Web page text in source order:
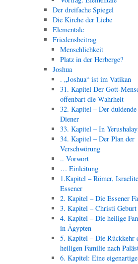
Der dreifache Spiegel
Die Kirche der Liebe
Elementale
Friedensbeitrag
Menschlichkeit
Platz in der Herberge?
Joshua
. „Joshua“ ist im Vatikan
31. Kapitel Der Gott-
offenbart die Wahrheit
32. Kapitel – Der duldende
Diener
33. Kapitel – In
34. Kapitel – Der Plan der
Verschwörung
.. Vorwort
… Einleitung
1.Kapitel – Römer,
Essener
2. Kapitel – Die Essener
3. Kapitel – Christi Geburt
4. Kapitel – Die heilige
in Ägypten
5. Kapitel – Die Rückkehr
heiligen Familie nach
6. Kapitel: Eine eigenartige